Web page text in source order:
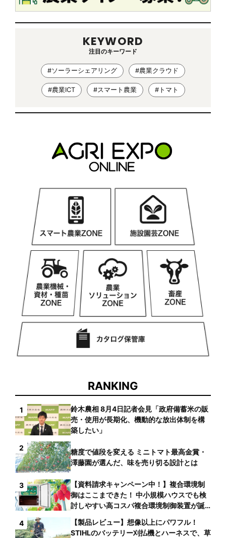
KEYWORD
注目のキーワード
#ソーラーシェアリング #農業クラウド
#農業ICT #スマート農業 #トマト
RANKING
1
鈴木農相 8月4日記者会見「政府備蓄米の販
売・使用が長期化、機動的な放出体制を構
築したい」
2
糖度で値段を変える ミニトマト最高金賞・
澤藤園が選んだ、味を売り切る設計とは
3
【資料請求キャンペーン中！】複合環境制
御はここまできた！ 中小規模ハウスでも検
討しやすい高コスパ複合環境制御装置が誕
4
【製品レビュー】想像以上にパワフル！
STIHLのバッテリー刈払機とハーネスで、草